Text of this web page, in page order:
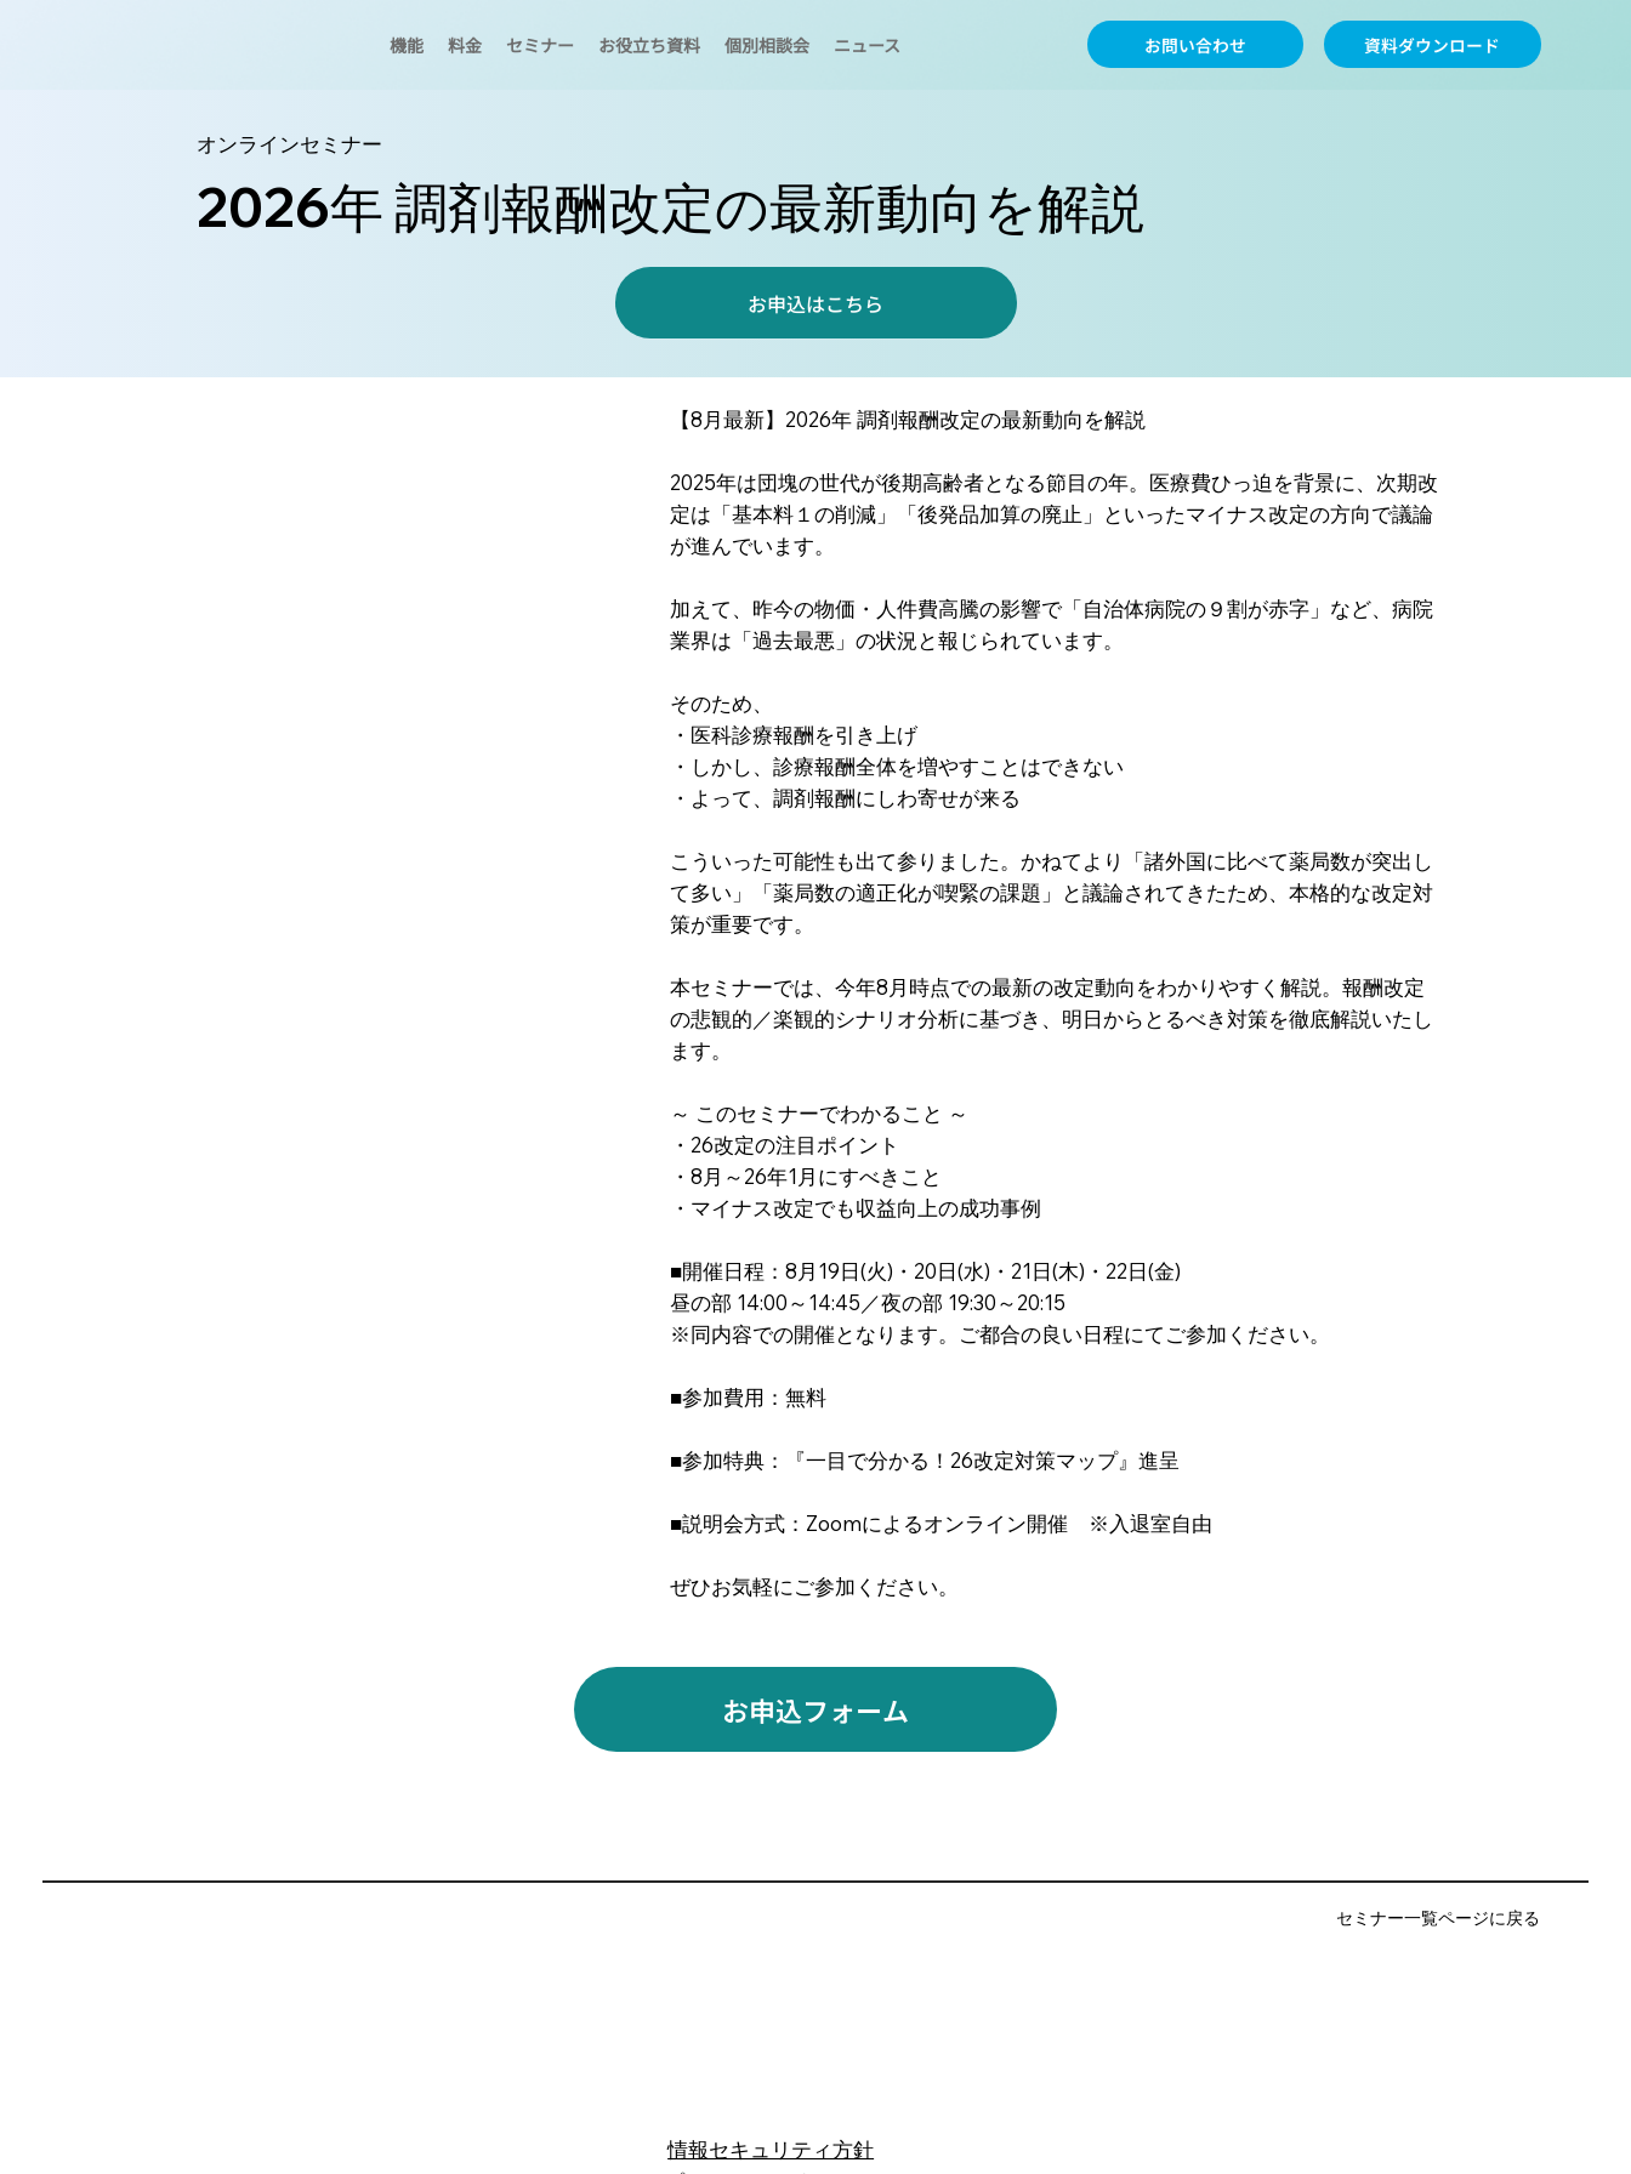
資料ダウンロード
お問い合わせ
機能 料金 セミナー お役立ち資料 個別相談会 ニュース
オンラインセミナー
2026年 調剤報酬改定の最新動向を解説
お申込はこちら
【8月最新】2026年 調剤報酬改定の最新動向を解説
2025年は団塊の世代が後期高齢者となる節目の年。医療費ひっ迫を背景に、次期改
定は「基本料１の削減」「後発品加算の廃止」といったマイナス改定の方向で議論
が進んでいます。
加えて、昨今の物価・人件費高騰の影響で「自治体病院の９割が赤字」など、病院
業界は「過去最悪」の状況と報じられています。
そのため、
・医科診療報酬を引き上げ
・しかし、診療報酬全体を増やすことはできない
・よって、調剤報酬にしわ寄せが来る
こういった可能性も出て参りました。かねてより「諸外国に比べて薬局数が突出し
て多い」「薬局数の適正化が喫緊の課題」と議論されてきたため、本格的な改定対
策が重要です。
本セミナーでは、今年8月時点での最新の改定動向をわかりやすく解説。報酬改定
の悲観的／楽観的シナリオ分析に基づき、明日からとるべき対策を徹底解説いたし
ます。
～ このセミナーでわかること ～
・26改定の注目ポイント
・8月～26年1月にすべきこと
・マイナス改定でも収益向上の成功事例
■開催日程：8月19日(火)・20日(水)・21日(木)・22日(金)
昼の部 14:00～14:45／夜の部 19:30～20:15
※同内容での開催となります。ご都合の良い日程にてご参加ください。
■参加費用：無料
■参加特典：『一目で分かる！26改定対策マップ』進呈
■説明会方式：Zoomによるオンライン開催 ※入退室自由
ぜひお気軽にご参加ください。
お申込フォーム
セミナー一覧ページに戻る
​情報セキュリティ方針